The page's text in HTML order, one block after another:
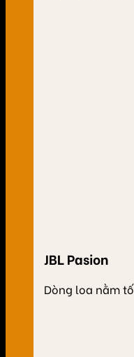
JBL Pasion
Dòng loa nằm